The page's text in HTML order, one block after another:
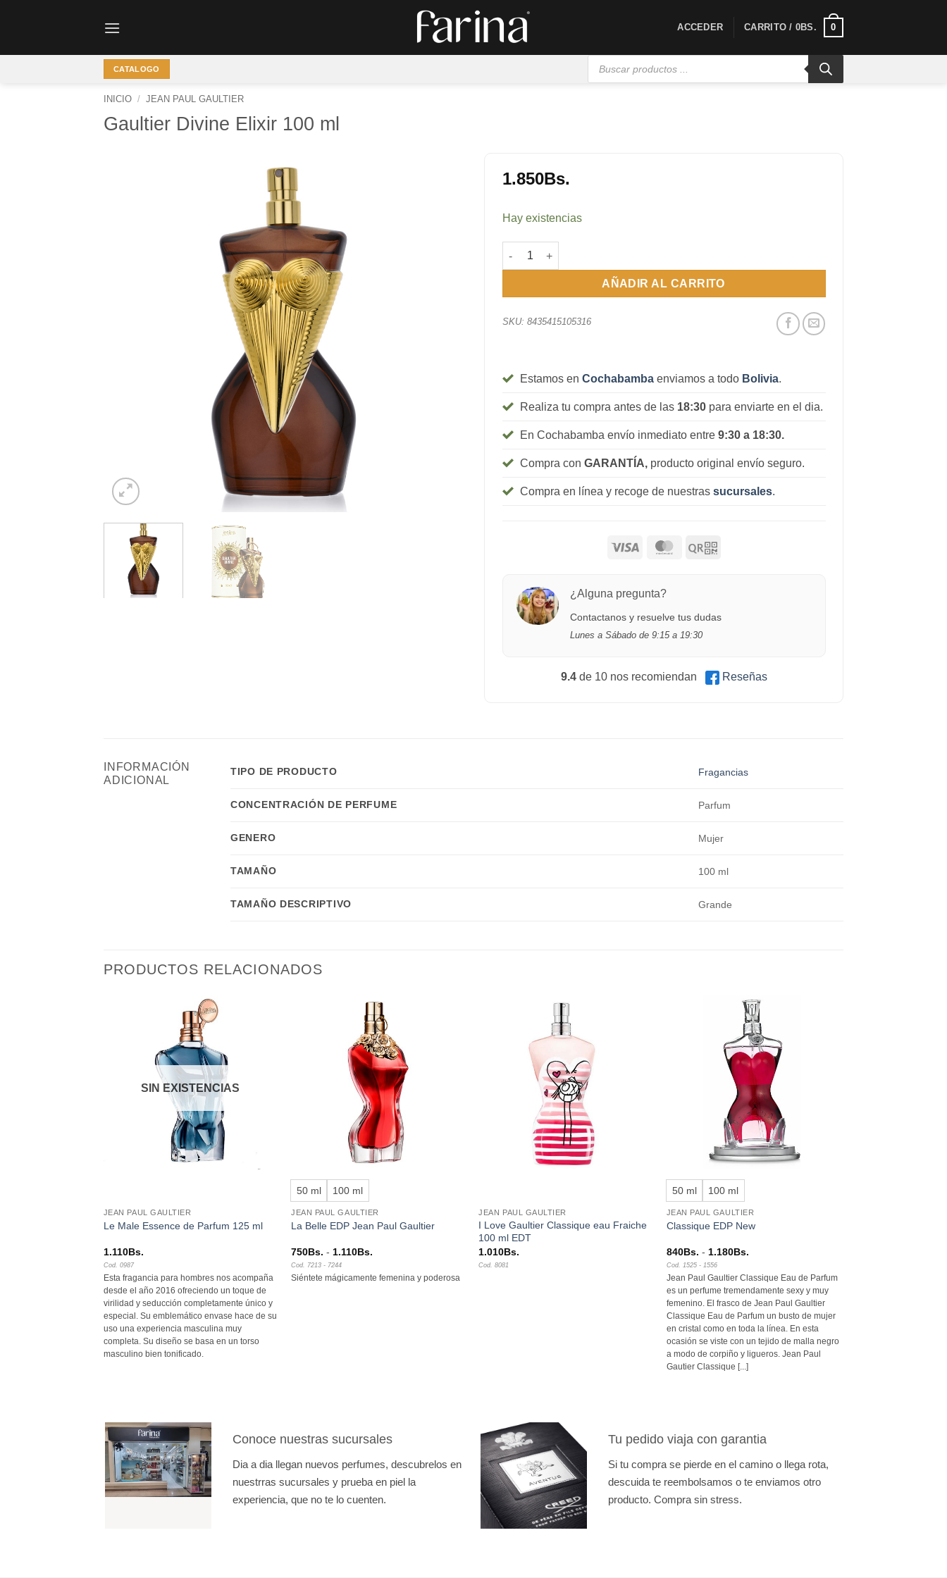
ACCEDER CARRITO / 0BS. 0
CATALOGO
Búsqueda
INICIO / JEAN PAUL GAULTIER
Gaultier Divine Elixir 100 ml
1.850Bs.
Hay existencias
Gaultier Divine Elixir 100 ml cantidad
AÑADIR AL CARRITO
SKU: 8435415105316
Estamos en Cochabamba enviamos a todo Bolivia.
Realiza tu compra antes de las 18:30para enviarte en el dia.
En Cochabamba envío inmediato entre 9:30 a 18:30.
Compra con GARANTÍA,producto original envío seguro.
Compra en línea y recoge de nuestras sucursales.
¿Alguna pregunta?
Contactanos y resuelve tus dudas
Lunes a Sábado de 9:15 a 19:30
9.4de 10 nos recomiendan Reseñas
INFORMACIÓN
ADICIONAL
TIPO DE PRODUCTO Fragancias
CONCENTRACIÓN DE PERFUME Parfum
GENERO Mujer
TAMAÑO 100 ml
TAMAÑO DESCRIPTIVO Grande
PRODUCTOS RELACIONADOS
SIN EXISTENCIAS
JEAN PAUL GAULTIER
Le Male Essence de Parfum 125 ml
1.110Bs.
Cod. 0987
Esta fragancia para hombres nos acompaña
desde el año 2016 ofreciendo un toque de
virilidad y seducción completamente único y
especial. Su emblemático envase hace de su
uso una experiencia masculina muy
completa. Su diseño se basa en un torso
masculino bien tonificado.
50 ml 100 ml
JEAN PAUL GAULTIER
La Belle EDP Jean Paul Gaultier
750Bs. - 1.110Bs.
desde
Cod. 7213 - 7244
Siéntete mágicamente femenina y poderosa
JEAN PAUL GAULTIER
I Love Gaultier Classique eau Fraiche
100 ml EDT
1.010Bs.
Cod. 8081
50 ml 100 ml
JEAN PAUL GAULTIER
Classique EDP New
840Bs. - 1.180Bs.Rango
desde
840Bs.
hasta
1.180Bs.
Cod. 1525 - 1556
Jean Paul Gaultier Classique Eau de Parfum
es un perfume tremendamente sexy y muy
femenino. El frasco de Jean Paul Gaultier
Classique Eau de Parfum un busto de mujer
en cristal como en toda la línea. En esta
ocasión se viste con un tejido de malla negro
a modo de corpiño y ligueros. Jean Paul
Gautier Classique [...]
Conoce nuestras sucursales
Dia a dia llegan nuevos perfumes, descubrelos en
nuestrras sucursales y prueba en piel la
experiencia, que no te lo cuenten.
Tu pedido viaja con garantia
Si tu compra se pierde en el camino o llega rota,
descuida te reembolsamos o te enviamos otro
producto. Compra sin stress.